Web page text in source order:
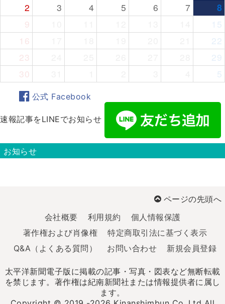
2
3 4 5 6 7
8
9
15
16
22
23
29
30
5
公式 Facebook
速報記事をLINEでお知らせ
お知らせ
ページの先頭へ
会社概要
利用規約
個人情報保護
著作権および肖像権
特定商取引法に基づく表示
Q&A（よくある質問）
お問い合わせ 新規会員登録
太平洋新聞電子版に掲載の記事・写真・図表など無断転載
を禁じます。著作権は紀南新聞社または情報提供者に属し
ます。